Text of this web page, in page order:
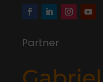
Partner